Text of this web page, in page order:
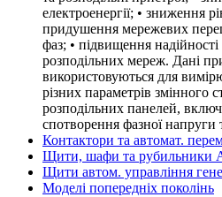
електроенергії; • зниження
придушення мережевих
фаз; • підвищення надійності
розподільних мереж. Дані
використовуються для
різних параметрів змінного
розподільних панелей,
спотворення фазної напруги
Контактори та автомат.
Щити, шафи та рубильники
Щити автом. управління
Моделі попередніх поколінь